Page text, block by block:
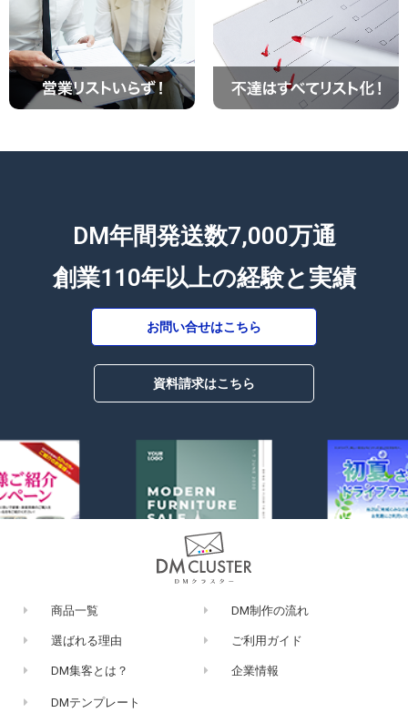
～1500部 ¥348,920 ¥332,305
～1600部 ¥363,110 ¥345,819
～1700部 ¥377,300 ¥359,333
～1800部 ¥391,490 ¥372,848
¥419,870 ¥399,876
¥448,250 ¥426,905
¥462,440
～2400部 ¥476,630 ¥453,933
～2500部 ¥490,820 ¥467,448
¥505,010
¥519,200
～2900部
DM年間発送数7,000万通
創業110年以上の経験と実績
お問い合せはこちら
資料請求はこちら
商品一覧
選ばれる理由
DM集客とは？
DM制作の流れ
ご利用ガイド
企業情報
DMテンプレート